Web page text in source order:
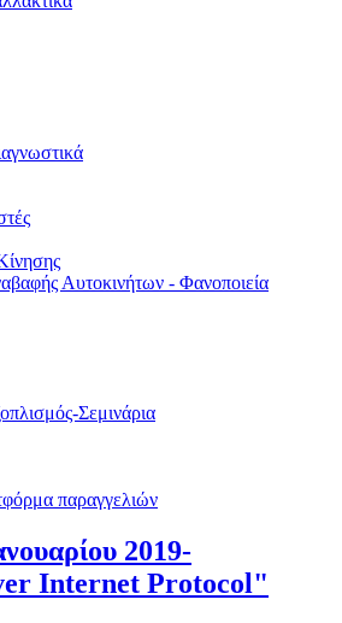
Αυτοκινήτων - Φανοποιεία
Σεμινάρια
παραγγελιών
2019-
Internet Protocol"